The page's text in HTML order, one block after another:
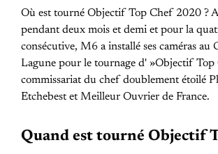
Où est tourné Objectif Top Chef 2020 ?
pendant deux mois et demi et pour la
consécutive, M6 a installé ses caméras au
Lagune pour le tournage d' »Objectif Top
commissariat du chef doublement étoilé
Etchebest et Meilleur Ouvrier de France.
Quand est tourné Objectif